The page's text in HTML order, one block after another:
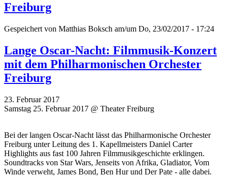
Freiburg
Gespeichert von Matthias Boksch am/um Do, 23/02/2017 - 17:24
Lange Oscar-Nacht: Filmmusik-Konzert
mit dem Philharmonischen Orchester
Freiburg
23. Februar 2017
Samstag 25. Februar 2017 @ Theater Freiburg
Bei der langen Oscar-Nacht lässt das Philharmonische Orchester
Freiburg unter Leitung des 1. Kapellmeisters Daniel Carter
Highlights aus fast 100 Jahren Filmmusikgeschichte erklingen.
Soundtracks von Star Wars, Jenseits von Afrika, Gladiator, Vom
Winde verweht, James Bond, Ben Hur und Der Pate - alle dabei.